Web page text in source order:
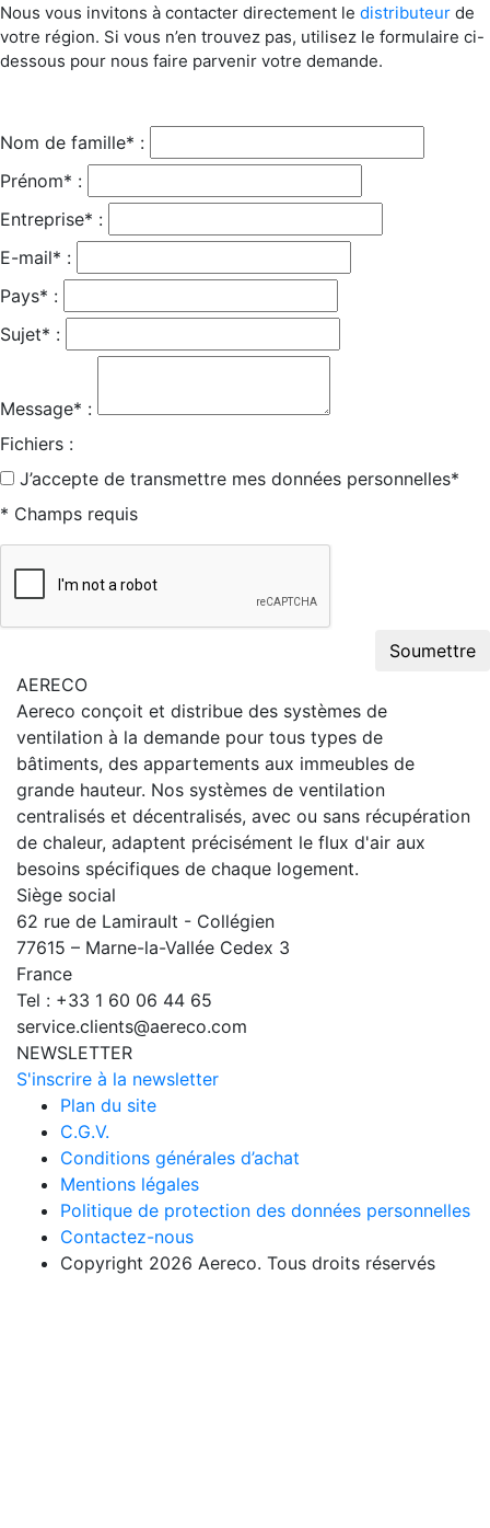
Nous vous invitons à contacter directement le distributeur de
votre région. Si vous n’en trouvez pas, utilisez le formulaire ci-
dessous pour nous faire parvenir votre demande.
Nom de famille* :
Prénom* :
Entreprise* :
E-mail* :
Pays* :
Sujet* :
Message* :
Fichiers :
J’accepte de transmettre mes données personnelles*
* Champs requis
Soumettre
AERECO
Aereco conçoit et distribue des systèmes de
ventilation à la demande pour tous types de
bâtiments, des appartements aux immeubles de
grande hauteur. Nos systèmes de ventilation
centralisés et décentralisés, avec ou sans récupération
de chaleur, adaptent précisément le flux d'air aux
besoins spécifiques de chaque logement.
Siège social
62 rue de Lamirault - Collégien
77615 – Marne-la-Vallée Cedex 3
France
Tel : +33 1 60 06 44 65
service.clients@aereco.com
NEWSLETTER
S'inscrire à la newsletter
Plan du site
C.G.V.
Conditions générales d’achat
Mentions légales
Politique de protection des données personnelles
Contactez-nous
Copyright 2026 Aereco. Tous droits réservés